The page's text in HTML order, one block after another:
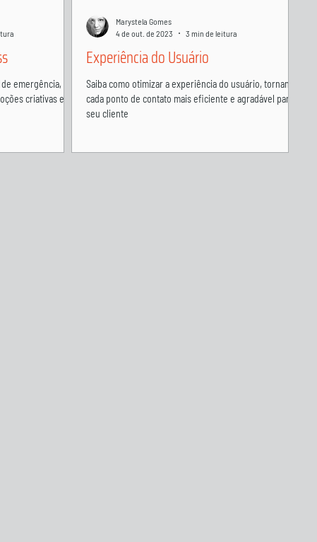
emergência,
criativas e
Experiência do Usuário
Saiba como otimizar a experiência do usuário, tornando
cada ponto de contato mais eficiente e agradável para o
seu cliente
Marystela Gomes
4 de out. de 2023
3 min de leitura